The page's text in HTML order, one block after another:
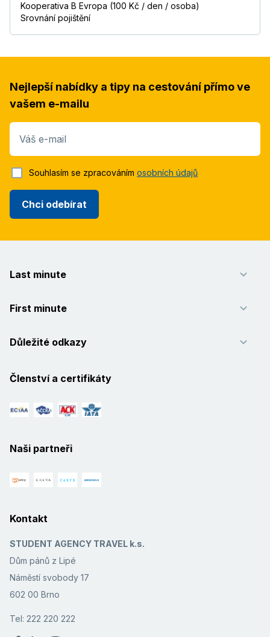
Kooperativa B Evropa (100 Kč / den / osoba)
Srovnání pojištění
Nejlepší nabídky a tipy na cestování přímo ve
vašem e-mailu
Váš e-mail
Chci odebírat
Souhlasím se zpracováním osobních údajů
Last minute
First minute
Důležité odkazy
Členství a certifikáty
Naši partneři
Kontakt
STUDENT AGENCY TRAVEL k.s.
Dům pánů z Lipé
Náměstí svobody 17
602 00 Brno
Tel: 222 220 222